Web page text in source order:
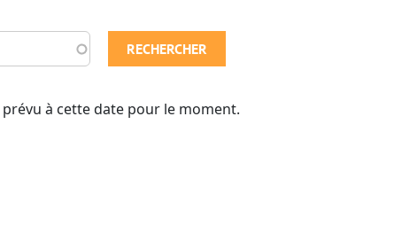
RECHERCHER
à cette date pour le moment.